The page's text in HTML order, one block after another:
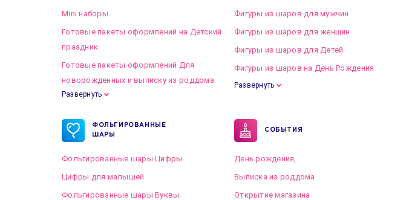
Mini наборы
Готовые пакеты оформлений на Детский
праздник
Готовые пакеты оформлений Для
новорожденных и выписку из роддома
Готовые пакеты оформлений на Свадьбу
Развернуть
Фигуры из шаров для мужчин
Фигуры из шаров для женщин
Фигуры из шаров для Детей
Фигуры из шаров на День Рождения
Развернуть
ФОЛЬГИРОВАННЫЕ
ШАРЫ
Фольгированные шары Цифры
Цифры для малышей
Фольгированные шары Буквы
СОБЫТИЯ
День рождения,
Выписка из роддома
Открытие магазина